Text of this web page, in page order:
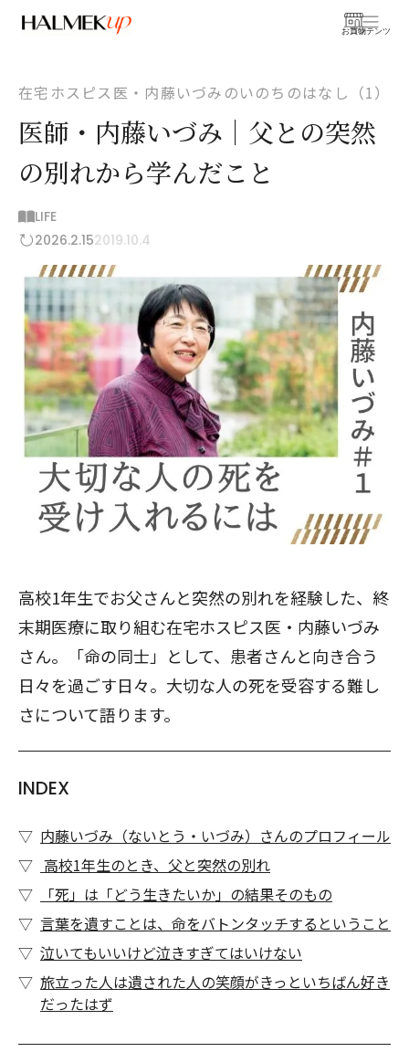
お買物
コンテンツ
在宅ホスピス医・内藤いづみのいのちのはなし（1）
医師・内藤いづみ｜父との突然
の別れから学んだこと
LIFE
2026.2.152019.10.4
高校1年生でお父さんと突然の別れを経験した、終
末期医療に取り組む在宅ホスピス医・内藤いづみ
さん。「命の同士」として、患者さんと向き合う
日々を過ごす日々。大切な人の死を受容する難し
さについて語ります。
INDEX
内藤いづみ（ないとう・いづみ）さんのプロフィール
高校1年生のとき、父と突然の別れ
「死」は「どう生きたいか」の結果そのもの
言葉を遺すことは、命をバトンタッチするということ
泣いてもいいけど泣きすぎてはいけない
旅立った人は遺された人の笑顔がきっといちばん好き
だったはず